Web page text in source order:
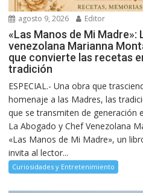
agosto 9, 2026 Editor
«Las Manos de Mi Madre»:
venezolana Marianna
que convierte las recetas
tradición
ESPECIAL.- Una obra que
homenaje a las Madres, las
que se transmiten de generación
La Abogado y Chef Venezolana
«Las Manos de Mi Madre», un
invita al lector...
Curiosidades y Entretenimiento